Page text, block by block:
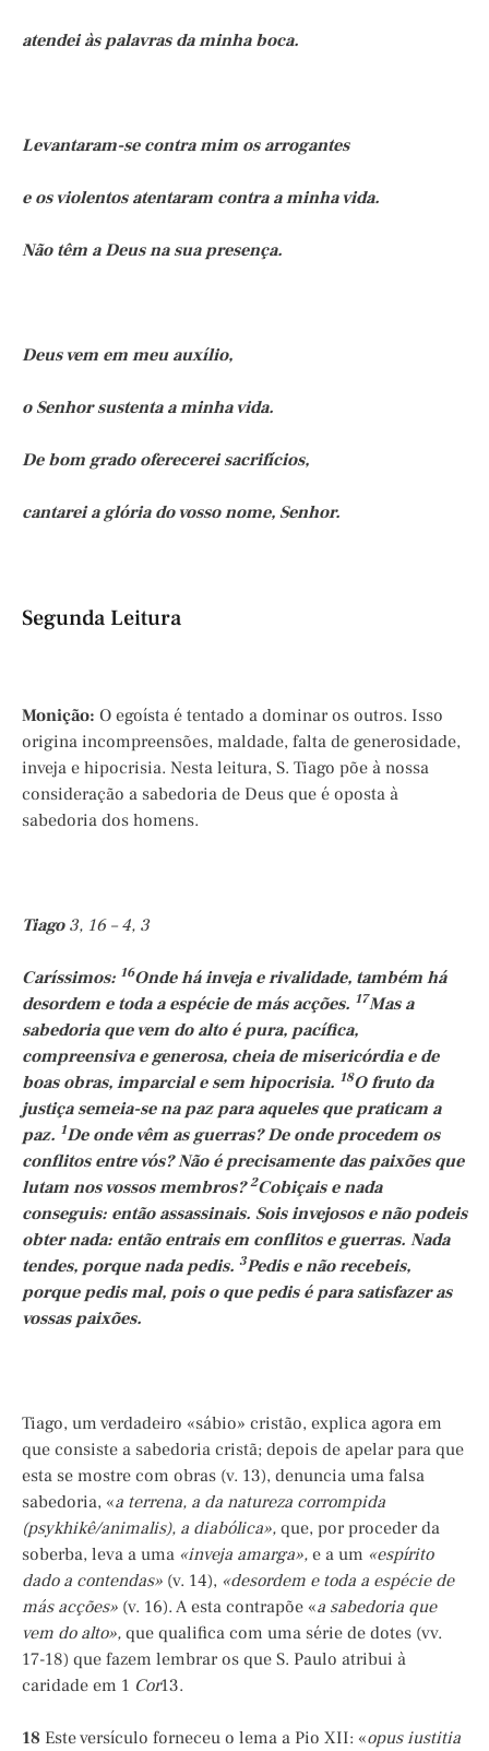
atendei às palavras da minha boca.
Levantaram-se contra mim os arrogantes
e os violentos atentaram contra a minha vida.
Não têm a Deus na sua presença.
Deus vem em meu auxílio,
o Senhor sustenta a minha vida.
De bom grado oferecerei sacrifícios,
cantarei a glória do vosso nome, Senhor.
Segunda Leitura
Monição: O egoísta é tentado a dominar os outros. Isso
origina incompreensões, maldade, falta de generosidade,
inveja e hipocrisia. Nesta leitura, S. Tiago põe à nossa
consideração a sabedoria de Deus que é oposta à
sabedoria dos homens.
Tiago3, 16 – 4, 3
Caríssimos: 16Onde há inveja e rivalidade, também há
desordem e toda a espécie de más acções. 17Mas a
sabedoria que vem do alto é pura, pacífica,
compreensiva e generosa, cheia de misericórdia e de
boas obras, imparcial e sem hipocrisia. 18O fruto da
justiça semeia-se na paz para aqueles que praticam a
paz. 1De onde vêm as guerras? De onde procedem os
conflitos entre vós? Não é precisamente das paixões que
lutam nos vossos membros?2Cobiçais e nada
conseguis: então assassinais. Sois invejosos e não podeis
obter nada: então entrais em conflitos e guerras. Nada
tendes, porque nada pedis. 3Pedis e não recebeis,
porque pedis mal, pois o que pedis é para satisfazer as
vossas paixões.
Tiago, um verdadeiro «sábio» cristão, explica agora em
que consiste a sabedoria cristã; depois de apelar para que
esta se mostre com obras (v. 13), denuncia uma falsa
sabedoria, «a terrena, a da natureza corrompida
(psykhikê/animalis), a diabólica», que, por proceder da
soberba, leva a uma «inveja amarga», e a um «espírito
dado a contendas» (v. 14), «desordem e toda a espécie de
más acções» (v. 16). A esta contrapõe «a sabedoria que
vem do alto», que qualifica com uma série de dotes (vv.
17-18) que fazem lembrar os que S. Paulo atribui à
caridade em 1 Cor13.
18 Este versículo forneceu o lema a Pio XII: «opus iustitia